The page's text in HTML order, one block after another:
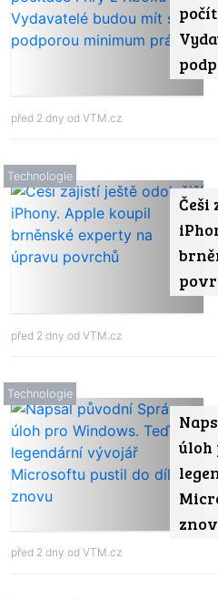
před 2 dny od VTM.cz
Češi
Technologie
před 2 dny od VTM.cz
úloh
Technologie
před 2 dny od VTM.cz